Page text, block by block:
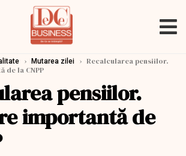
› Mutarea zilei › Recalcularea pensiilor.
de la CNPP
pensiilor.
importantă de